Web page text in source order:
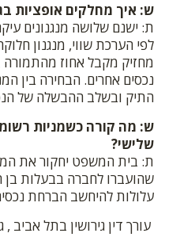
ש: איך מחלקים אופציות
ת: ישנם שלושה מנגנונים
לפי הערכת שווי, מנגנון
מחזיק מקבל אחוז מהתמורה
נכסים אחרים. הבחירה בין
התיק ובשלב ההבשלה של
ש: מה קורה כשמניות
שלישי?
ת: בית המשפט יחקור את
שהועברו לחברה בבעלות בן
עלולות להיחשב הברחת
עורך דין גירושין בתל אביב ,